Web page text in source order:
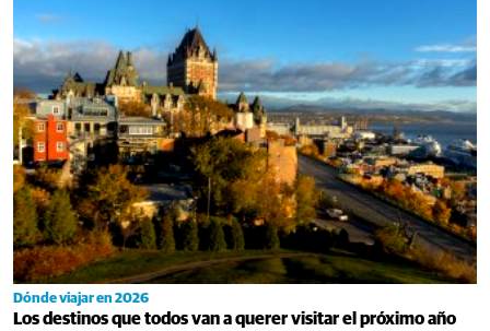
Dónde viajar en 2026
Los destinos que todos van a querer visitar el próximo año